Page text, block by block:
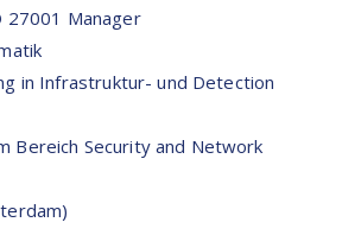
Manager
in Infrastruktur- und Detection
Bereich Security and Network